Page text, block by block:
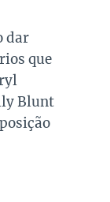
longo
a